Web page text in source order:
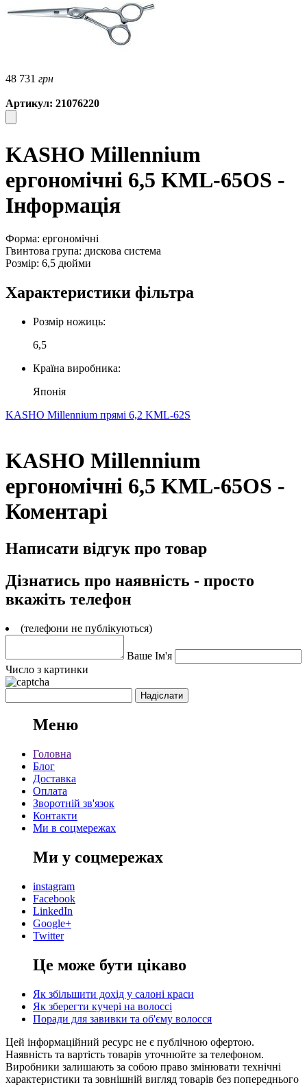
48 731 грн
Артикул: 21076220
KASHO Millennium
ергономічні 6,5 KML-65OS -
Інформація
Форма: ергономічні
Гвинтова група: дискова система
Розмір: 6,5 дюйми
Характеристики фільтра
Розмір ножиць:
6,5
Країна виробника:
Японія
KASHO Millennium прямі 6,2 KML-62S
KASHO Millennium
ергономічні 6,5 KML-65OS -
Коментарі
Написати відгук про товар
Дізнатись про наявність - просто
вкажіть телефон
(телефони не публікуються)
Ваше Ім'я
Число з картинки
Меню
Головна
Блог
Доставка
Оплата
Зворотній зв'язок
Контакти
Ми в соцмережах
Ми у соцмережах
instagram
Facebook
LinkedIn
Google+
Twitter
Це може бути цікаво
Як збільшити дохід у салоні краси
Як зберегти кучері на волоссі
Поради для завивки та об'єму волосся
Цей інформаційний ресурс не є публічною офертою.
Наявність та вартість товарів уточнюйте за телефоном.
Виробники залишають за собою право змінювати технічні
характеристики та зовнішній вигляд товарів без попереднього